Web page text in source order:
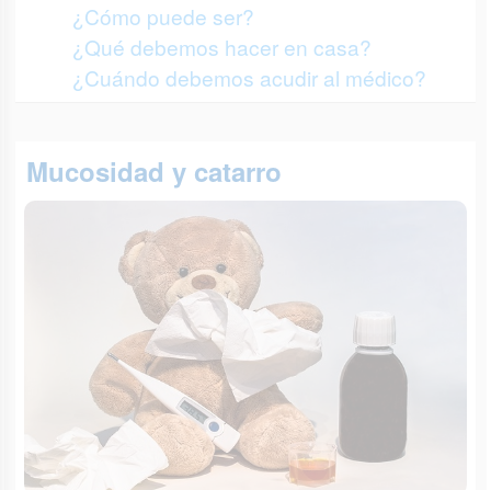
¿Cómo puede ser?
¿Qué debemos hacer en casa?
¿Cuándo debemos acudir al médico?
Mucosidad y catarro